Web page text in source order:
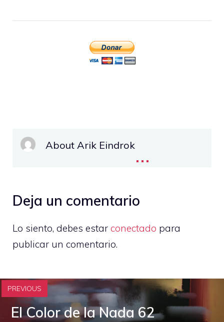
About Arik Eindrok...
Deja un comentario
Lo siento, debes estar conectado para
publicar un comentario.
PREVIOUS
El Color de la Nada 62